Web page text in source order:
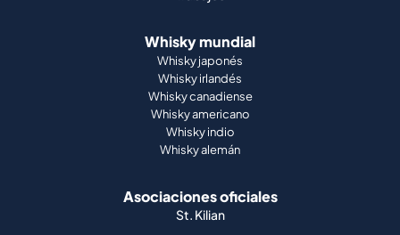
Whisky mundial
Whisky japonés
Whisky irlandés
Whisky canadiense
Whisky americano
Whisky indio
Whisky alemán
Asociaciones oficiales
St. Kilian